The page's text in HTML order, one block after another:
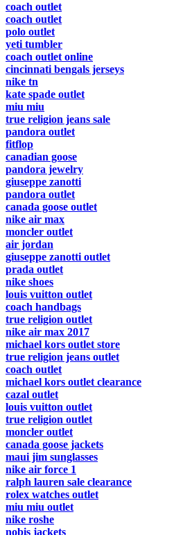
coach outlet
coach outlet
polo outlet
yeti tumbler
coach outlet online
cincinnati bengals jerseys
nike tn
kate spade outlet
miu miu
true religion jeans sale
pandora outlet
fitflop
canadian goose
pandora jewelry
giuseppe zanotti
pandora outlet
canada goose outlet
nike air max
moncler outlet
air jordan
giuseppe zanotti outlet
prada outlet
nike shoes
louis vuitton outlet
coach handbags
true religion outlet
nike air max 2017
michael kors outlet store
true religion jeans outlet
coach outlet
michael kors outlet clearance
cazal outlet
louis vuitton outlet
true religion outlet
moncler outlet
canada goose jackets
maui jim sunglasses
nike air force 1
ralph lauren sale clearance
rolex watches outlet
miu miu outlet
nike roshe
nobis jackets